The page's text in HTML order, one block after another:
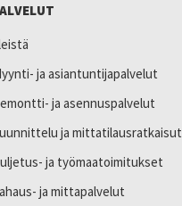
ja asiantuntijapalvelut
ja asennuspalvelut
ja mittatilausratkaisut
ja työmaatoimitukset
ja mittapalvelut